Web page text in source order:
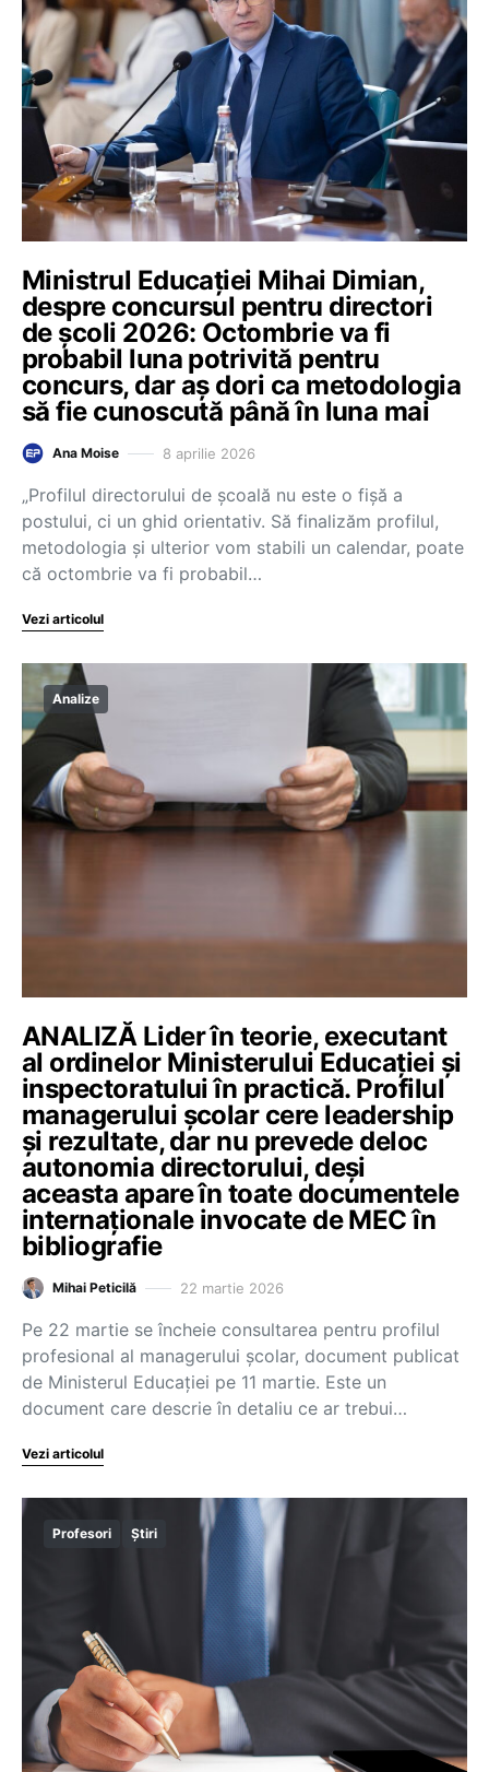
Ministrul Educației Mihai Dimian,
despre concursul pentru directori
de școli 2026: Octombrie va fi
probabil luna potrivită pentru
concurs, dar aș dori ca metodologia
să fie cunoscută până în luna mai
Ana Moise 8 aprilie 2026
„Profilul directorului de școală nu este o fișă a
postului, ci un ghid orientativ. Să finalizăm profilul,
metodologia și ulterior vom stabili un calendar, poate
că octombrie va fi probabil…
Vezi articolul
Analize
ANALIZĂ Lider în teorie, executant
al ordinelor Ministerului Educației și
inspectoratului în practică. Profilul
managerului școlar cere leadership
și rezultate, dar nu prevede deloc
autonomia directorului, deși
aceasta apare în toate documentele
internaționale invocate de MEC în
bibliografie
Mihai Peticilă 22 martie 2026
Pe 22 martie se încheie consultarea pentru profilul
profesional al managerului școlar, document publicat
de Ministerul Educației pe 11 martie. Este un
document care descrie în detaliu ce ar trebui…
Vezi articolul
Profesori Știri